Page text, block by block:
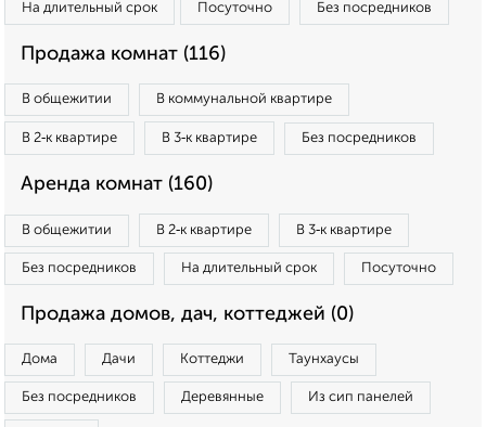
На длительный срок Посуточно Без посредников
Продажа комнат (116)
В общежитии В коммунальной квартире
В 2‑к квартире В 3‑к квартире Без посредников
Аренда комнат (160)
В общежитии В 2‑к квартире В 3‑к квартире
Без посредников На длительный срок Посуточно
Продажа домов, дач, коттеджей (0)
Дома Дачи Коттеджи Таунхаусы
Без посредников Деревянные Из сип панелей